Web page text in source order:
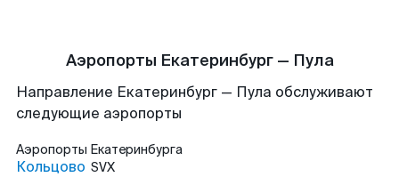
Аэропорты Екатеринбург — Пула
Направление Екатеринбург — Пула обслуживают
следующие аэропорты
Аэропорты Екатеринбурга
Кольцово SVX